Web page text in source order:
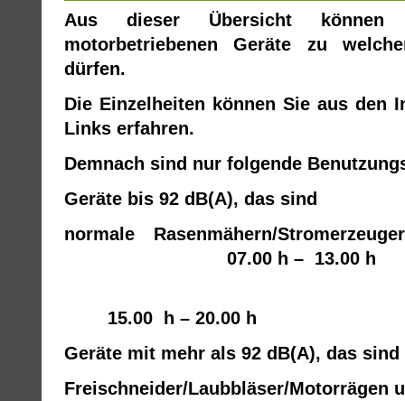
Aus dieser Übersicht können
motorbetriebenen Geräte zu
dürfen.
Die Einzelheiten können Sie aus den
Links erfahren.
Demnach sind nur folgende
Geräte bis 92 dB(A), das sind
normale Rasenmähern/
07.00 h – 13.00 h
15.00 h – 20.00 h
Geräte mit mehr als 92 dB(A), das sind
Freischneider/Laubbläser/Motorrägen